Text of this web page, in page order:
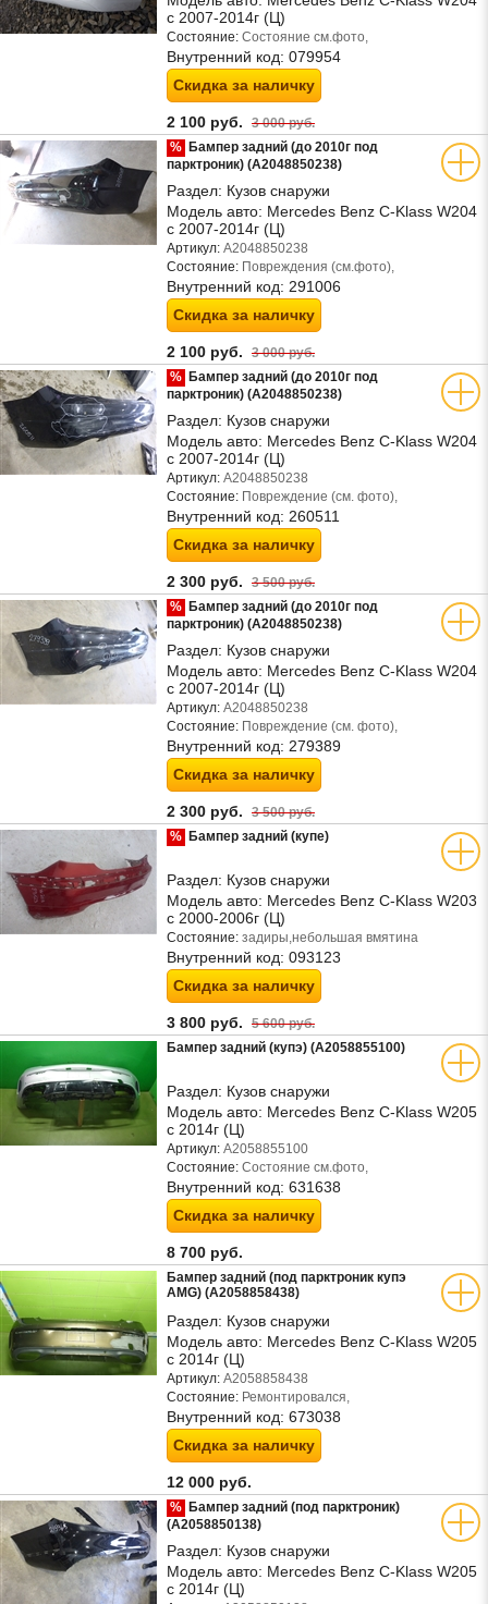
с 2007-2014г (Ц)
Состояние: Состояние см.фото,
Внутренний код: 079954
Скидка за наличку
2 100 руб. 3 000 руб.
% Бампер задний (до 2010г под
парктроник) (A2048850238)
Раздел: Кузов снаружи
Модель авто: Mercedes Benz C-Klass W204
с 2007-2014г (Ц)
Артикул: A2048850238
Состояние: Повреждения (см.фото),
Внутренний код: 291006
Скидка за наличку
2 100 руб. 3 000 руб.
% Бампер задний (до 2010г под
парктроник) (A2048850238)
Раздел: Кузов снаружи
Модель авто: Mercedes Benz C-Klass W204
с 2007-2014г (Ц)
Артикул: A2048850238
Состояние: Повреждение (см. фото),
Внутренний код: 260511
Скидка за наличку
2 300 руб. 3 500 руб.
% Бампер задний (до 2010г под
парктроник) (A2048850238)
Раздел: Кузов снаружи
Модель авто: Mercedes Benz C-Klass W204
с 2007-2014г (Ц)
Артикул: A2048850238
Состояние: Повреждение (см. фото),
Внутренний код: 279389
Скидка за наличку
2 300 руб. 3 500 руб.
% Бампер задний (купе)
Раздел: Кузов снаружи
Модель авто: Mercedes Benz C-Klass W203
с 2000-2006г (Ц)
Состояние: задиры,небольшая вмятина
Внутренний код: 093123
Скидка за наличку
3 800 руб. 5 600 руб.
Бампер задний (купэ) (A2058855100)
Раздел: Кузов снаружи
Модель авто: Mercedes Benz C-Klass W205
с 2014г (Ц)
Артикул: A2058855100
Состояние: Состояние см.фото,
Внутренний код: 631638
Скидка за наличку
8 700 руб.
Бампер задний (под парктроник купэ
AMG) (A2058858438)
Раздел: Кузов снаружи
Модель авто: Mercedes Benz C-Klass W205
с 2014г (Ц)
Артикул: A2058858438
Состояние: Ремонтировался,
Внутренний код: 673038
Скидка за наличку
12 000 руб.
% Бампер задний (под парктроник)
(A2058850138)
Раздел: Кузов снаружи
Модель авто: Mercedes Benz C-Klass W205
с 2014г (Ц)